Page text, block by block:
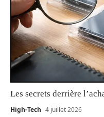
Les secrets derrière
High-Tech 4 juillet 2026